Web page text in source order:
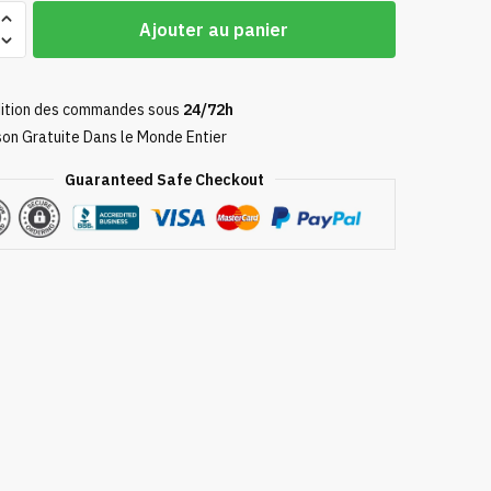
Ajouter au panier
des commandes sous 24/72h
Gratuite Dans le Monde Entier
Guaranteed Safe Checkout